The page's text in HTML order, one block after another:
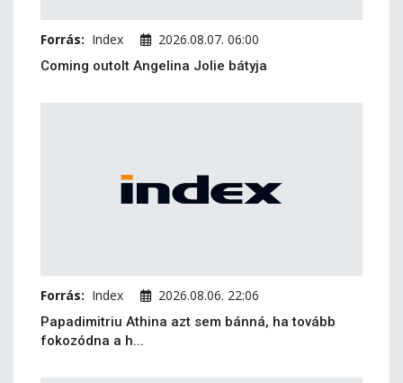
Forrás: Index 2026.08.07. 06:00
Coming outolt Angelina Jolie bátyja
Forrás: Index 2026.08.06. 22:06
Papadimitriu Athina azt sem bánná, ha tovább
fokozódna a h...